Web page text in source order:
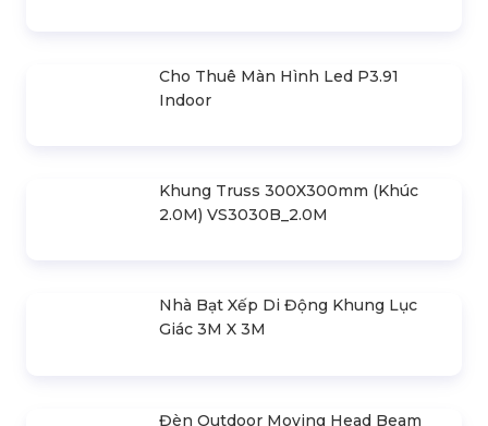
Cho Thuê Màn Hình Led P3.91
Indoor
Khung Truss 300X300mm (Khúc
2.0M) VS3030B_2.0M
Nhà Bạt Xếp Di Động Khung Lục
Giác 3M X 3M
Đèn Outdoor Moving Head Beam